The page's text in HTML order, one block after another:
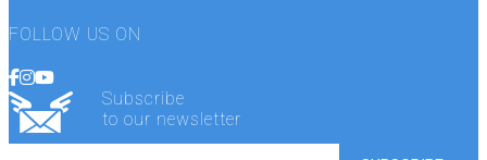
FOLLOW US ON
Subscribe
to our newsletter